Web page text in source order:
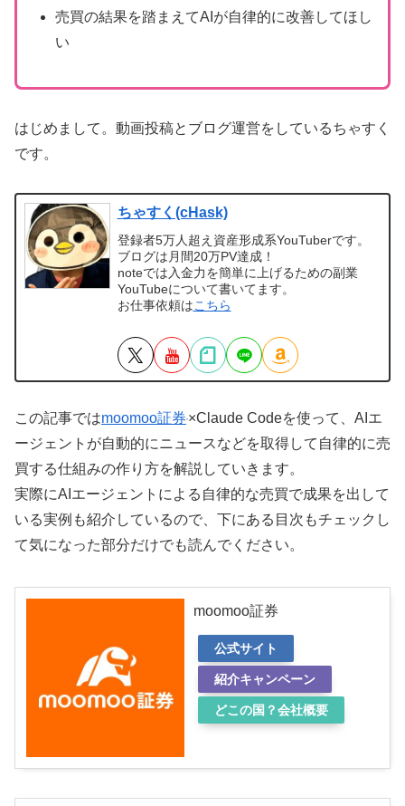
売買の結果を踏まえてAIが自律的に改善してほし
い
はじめまして。動画投稿とブログ運営をしているちゃすく
です。
ちゃすく(cHask)
登録者5万人超え資産形成系YouTuberです。
ブログは月間20万PV達成！
noteでは入金力を簡単に上げるための副業
YouTubeについて書いてます。
お仕事依頼はこちら
この記事ではmoomoo証券 ×Claude Codeを使って、AIエ
ージェントが自動的にニュースなどを取得して自律的に売
買する仕組みの作り方を解説していきます。
実際にAIエージェントによる自律的な売買で成果を出して
いる実例も紹介しているので、下にある目次もチェックし
て気になった部分だけでも読んでください。
moomoo証券
公式サイト
紹介キャンペーン
どこの国？会社概要